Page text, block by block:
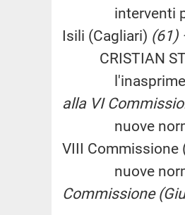
interventi per il
Isili (Cagliari) (61)
CRISTIAN
l'inasprimento
alla VI
nuove norme
VIII Commissione
nuove norme
Commissione